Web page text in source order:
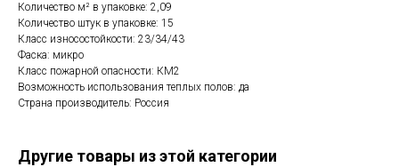
Количество м² в упаковке: 2,09
Количество штук в упаковке: 15
Класс износостойкости: 23/34/43
Фаска: микро
Класс пожарной опасности: КМ2
Возможность использования теплых полов: да
Страна производитель: Россия
Другие товары из этой категории